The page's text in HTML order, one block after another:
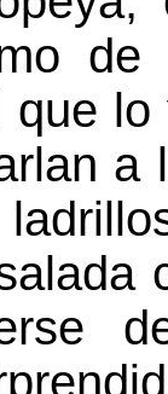
de
que lo
a